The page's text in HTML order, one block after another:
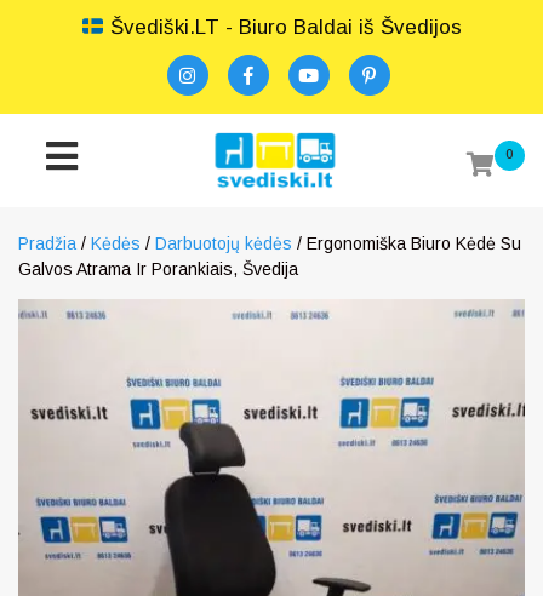
Švediški.LT - Biuro Baldai iš Švedijos
0
Pradžia / Kėdės / Darbuotojų kėdės / Ergonomiška Biuro Kėdė Su
Galvos Atrama Ir Porankiais, Švedija